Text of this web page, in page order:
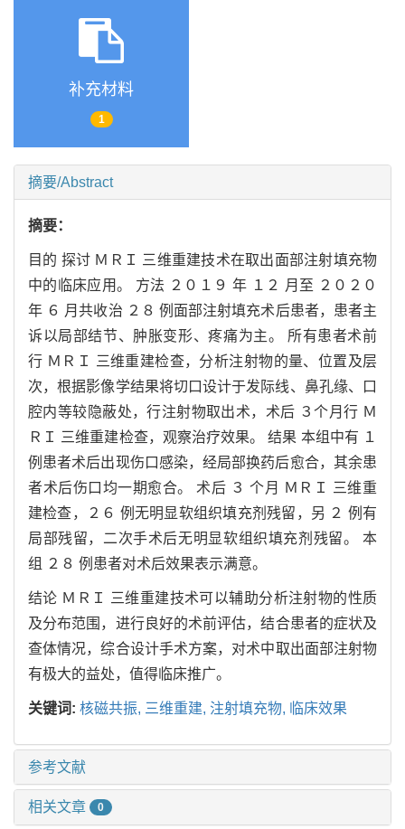
补充材料
1
摘要/Abstract
摘要：
目的 探讨 ＭＲＩ 三维重建技术在取出面部注射填充物
中的临床应用。 方法 ２０１９ 年 １２ 月至 ２０２０
年 ６ 月共收治 ２８ 例面部注射填充术后患者，
患者主
诉以局部结节、 肿胀变形、疼痛为主。 所有患者术前
行 ＭＲＩ 三维重建检查， 分析注射物的量、 位置及层
次，根据影像学结果将切口设计于发际线、 鼻孔缘、
口
腔内等较隐蔽处，行注射物取出术， 术后 ３个月行 Ｍ
ＲＩ 三维重建检查， 观察治疗效果。结果 本组中有 １
例患者术后出现伤口感染，经局部换药后愈合， 其余患
者术后伤口均一期愈合。术后 ３个月 ＭＲＩ
三维重
建检查，２６ 例无明显软组织填充剂残留 ， 另 ２ 例有
局部残留， 二次手术后无明显软组织填充剂残留。本
组
２８ 例患者对术后效果表示满意。
结论 ＭＲＩ
三维重建技术可以辅助分析注射物的性质
及分布范围 ， 进行良好的术前评估，结合患者的症状及
查体情况，综合设计手术方案， 对术中取出面部注射物
有极大的益处， 值得临床推广。
关键词: 核磁共振, 三维重建, 注射填充物, 临床效果
参考文献
相关文章 0